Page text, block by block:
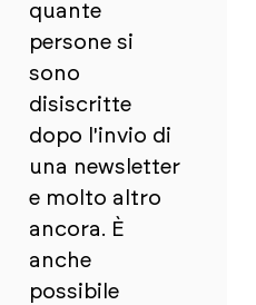
quante
persone si
sono
disiscritte
dopo l'invio di
una newsletter
e molto altro
ancora. È
anche
possibile